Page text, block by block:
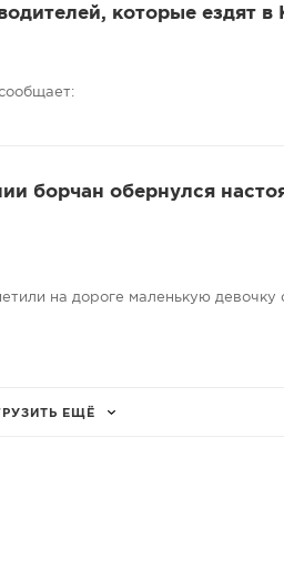
которые ездят в
борчан обернулся
на дороге маленькую
ЕЩЁ